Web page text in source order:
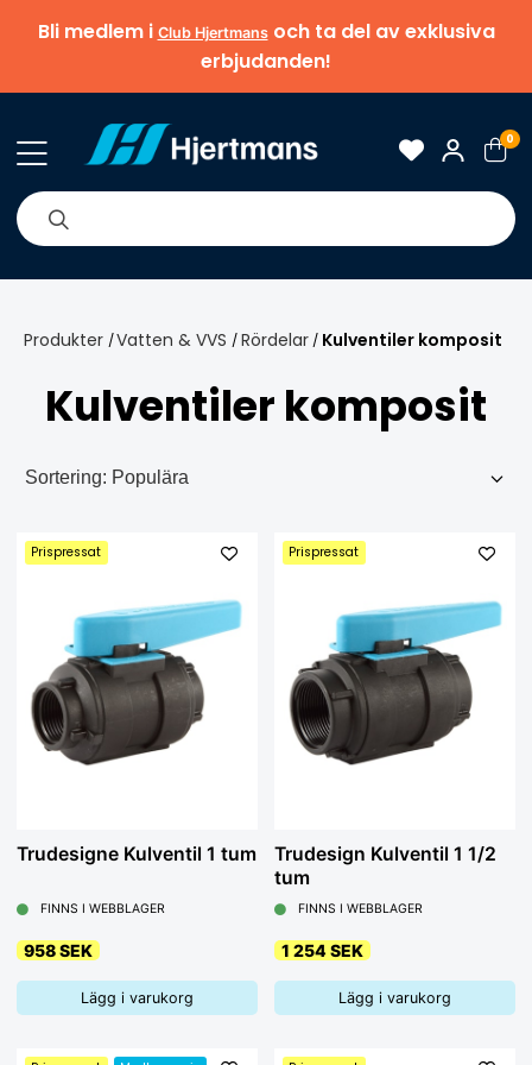
Bli medlem i Club Hjertmansoch ta del av exklusiva
erbjudanden!
0
Nyheter Om oss Varumärken Tips & guider
Produkter /Vatten & VVS / Rördelar / Kulventiler komposit
Kulventiler komposit
Prispressat
Trudesigne Kulventil 1 tum
FINNS I WEBBLAGER
958 SEK
Lägg i varukorg
Prispressat
Trudesign Kulventil 1 1/2
tum
FINNS I WEBBLAGER
1 254 SEK
Lägg i varukorg